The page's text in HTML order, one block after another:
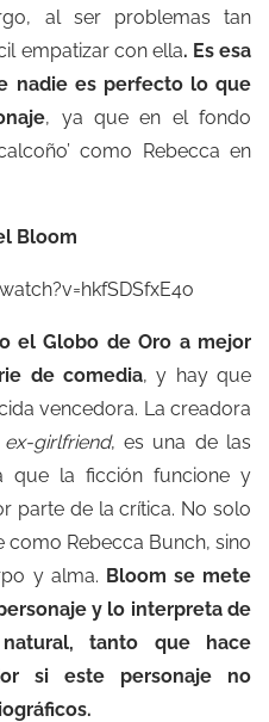
al ser problemas tan
empatizar con ella. Es esa
nadie es perfecto lo que
, ya que en el fondo
como Rebecca en
Bloom
el Globo de Oro a mejor
de comedia, y hay que
vencedora. La creadora
ex-girlfriend, es una de las
que la ficción funcione y
parte de la crítica. No solo
Rebecca Bunch, sino
y alma. Bloom se mete
y lo interpreta de
tanto que hace
si este personaje no